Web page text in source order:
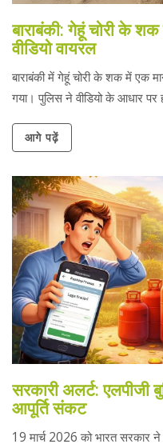
बाराबंकी: गेहूं चोरी के
वीडियो वायरल
बाराबंकी में गेहूं चोरी के शक में एक
गया। पुलिस ने वीडियो के आधार
आगे पढ़ें
सरकारी अलर्ट: एलपीजी
आपूर्ति संकट
19 मार्च 2026 को भारत सरकार